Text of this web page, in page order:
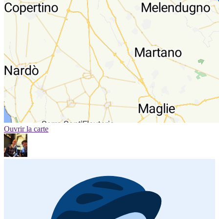
Ouvrir la carte